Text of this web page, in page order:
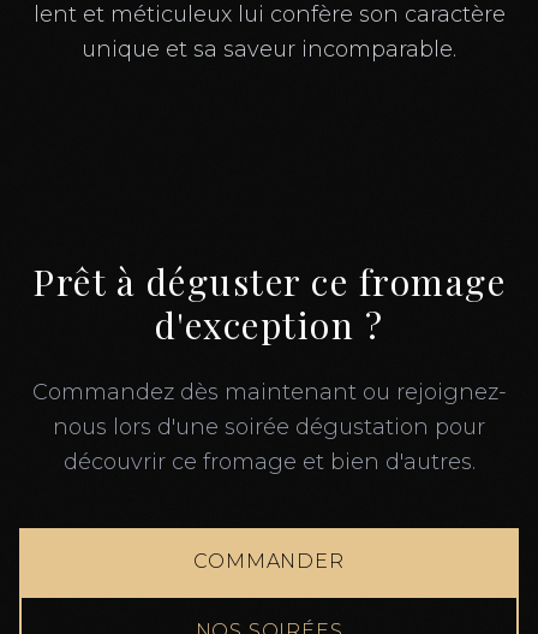
lent et méticuleux lui confère son caractère
unique et sa saveur incomparable.
Prêt à déguster ce fromage
d'exception ?
Commandez dès maintenant ou rejoignez-
nous lors d'une soirée dégustation pour
découvrir ce fromage et bien d'autres.
COMMANDER